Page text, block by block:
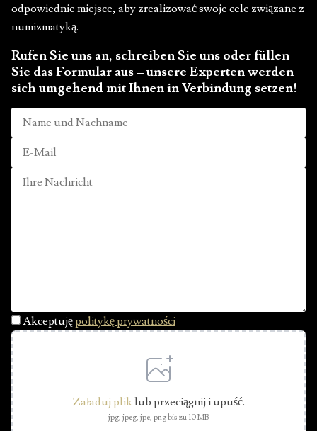
odpowiednie miejsce, aby zrealizować swoje cele związane z
numizmatyką.
Rufen Sie uns an, schreiben Sie uns oder füllen
Sie das Formular aus – unsere Experten werden
sich umgehend mit Ihnen in Verbindung setzen!
Akceptujępolitykę prywatności
Załaduj pliklub przeciągnij i upuść.
jpg, jpeg, jpe, png bis zu 10 MB